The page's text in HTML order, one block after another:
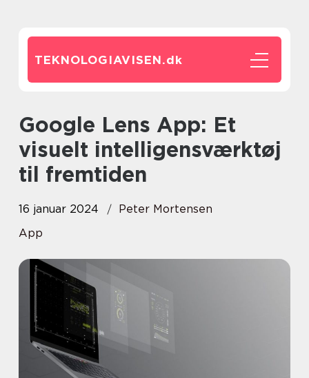
TEKNOLOGIAVISEN.dk
Google Lens App: Et
visuelt intelligensværktøj
til fremtiden
16 januar 2024
Peter Mortensen
App